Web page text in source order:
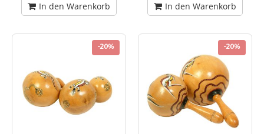
In den Warenkorb In den Warenkorb
-20% -20%